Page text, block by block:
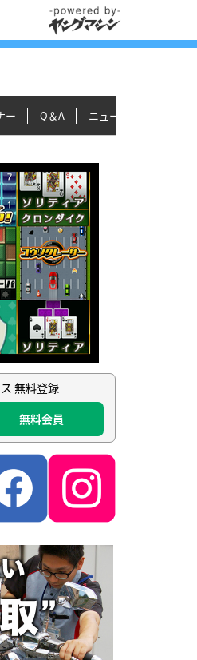
ー Q＆A ニュース＆トピックス
無料登録
無料会員